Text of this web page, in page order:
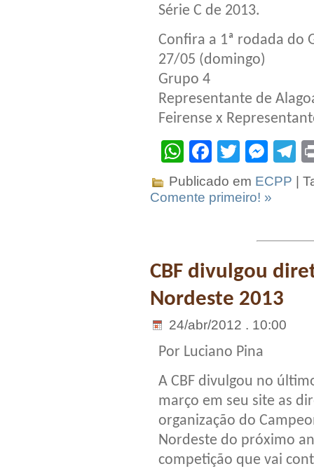
Série C de 2013.
Confira a 1ª rodada do
27/05 (domingo)
Grupo 4
Representante de
Feirense x
WhatsApp
Facebook
Twitter
Publicado em ECPP |
Comente primeiro! »
CBF divulgou
Nordeste 2013
24/abr/2012 . 10:00
Por Luciano Pina
A CBF divulgou no
março em seu site as
organização do
Nordeste do próximo
competição que vai